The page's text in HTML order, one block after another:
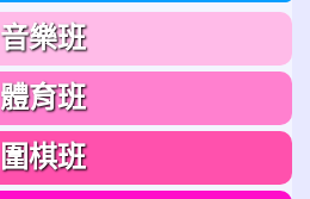
音樂班
體育班
圍棋班